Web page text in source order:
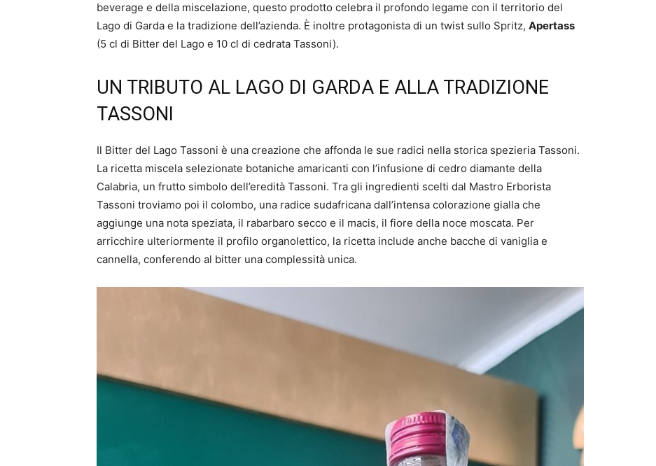
beverage e della miscelazione, questo prodotto celebra il profondo legame con il territorio del
Lago di Garda e la tradizione dell’azienda. È inoltre protagonista di un twist sullo Spritz, Apertass
(5 cl di Bitter del Lago e 10 cl di cedrata Tassoni).
UN TRIBUTO AL LAGO DI GARDA E ALLA TRADIZIONE
TASSONI
Il Bitter del Lago Tassoni è una creazione che affonda le sue radici nella storica spezieria Tassoni.
La ricetta miscela selezionate botaniche amaricanti con l’infusione di cedro diamante della
Calabria, un frutto simbolo dell’eredità Tassoni. Tra gli ingredienti scelti dal Mastro Erborista
Tassoni troviamo poi il colombo, una radice sudafricana dall’intensa colorazione gialla che
aggiunge una nota speziata, il rabarbaro secco e il macis, il fiore della noce moscata. Per
arricchire ulteriormente il profilo organolettico, la ricetta include anche bacche di vaniglia e
cannella, conferendo al bitter una complessità unica.